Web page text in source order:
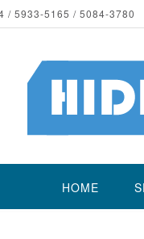
/ 5933-5165 / 5084-3780
HOME